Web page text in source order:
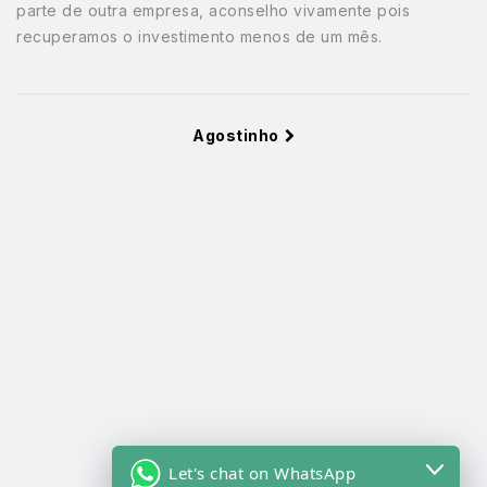
parte de outra empresa, aconselho vivamente pois
recuperamos o investimento menos de um mês.
Agostinho
Let's chat on WhatsApp